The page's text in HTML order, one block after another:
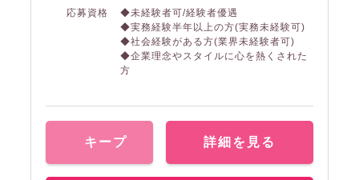
応募資格
◆未経験者可/経験者優遇
◆実務経験半年以上の方(実務未経験可)
◆社会経験がある方(業界未経験者可)
◆企業理念やスタイルに心を熱くされた
方
キープ 詳細を見る